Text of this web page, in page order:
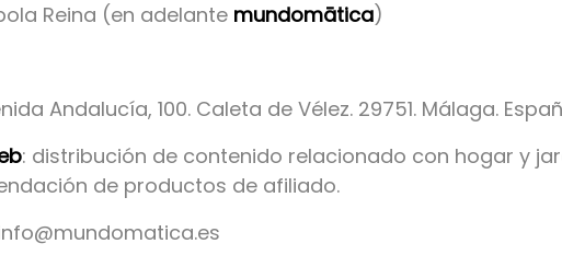
Reina (en adelante mundomātica)
Andalucía, 100. Caleta de Vélez. 29751. Málaga.
: distribución de contenido relacionado con hogar y
de productos de afiliado.